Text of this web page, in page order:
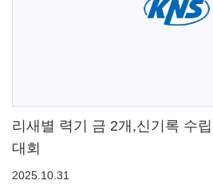
리새별 력기 금 2개,신기록 수
대회
2025.10.31